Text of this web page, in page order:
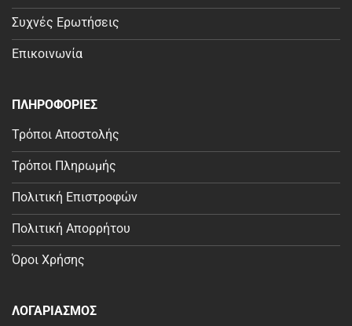
Συχνές Ερωτήσεις
Επικοινωνία
ΠΛΗΡΟΦΟΡΙΕΣ
Τρόποι Αποστολής
Τρόποι Πληρωμής
Πολιτική Επιστροφών
Πολιτική Απορρήτου
Όροι Χρήσης
ΛΟΓΑΡΙΑΣΜΟΣ